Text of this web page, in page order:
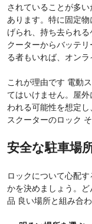
されていることが多
あります。特に固定
げられ、持ち去られ
クーターからバッテ
る者もいれば、オンラ
これが理由です 電動
てはいけません。屋
われる可能性を想定
スクーターのロック
安全な駐車場
ロックについて心配
かを決めましょう。
品 良い場所と組み合